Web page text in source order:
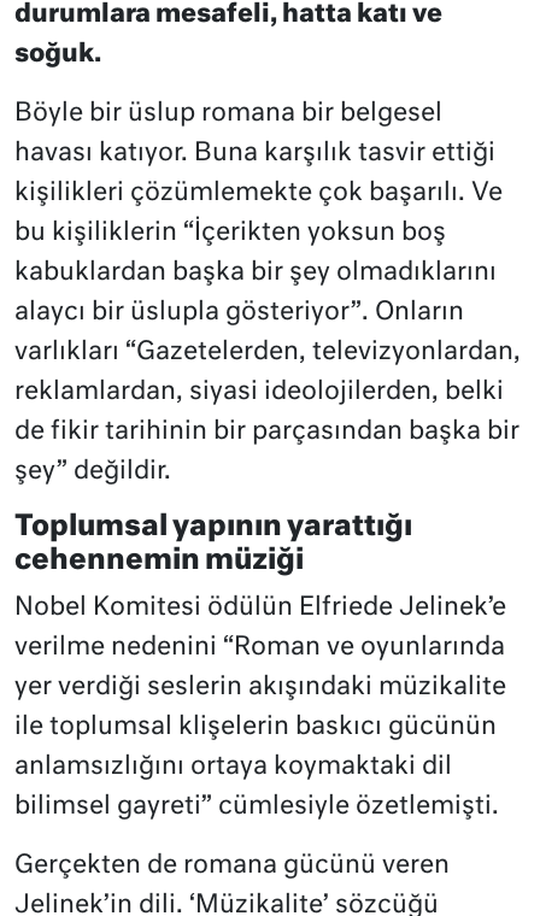
durumlara mesafeli, hatta katı ve
soğuk.
Böyle bir üslup romana bir belgesel
havası katıyor. Buna karşılık tasvir ettiği
kişilikleri çözümlemekte çok başarılı. Ve
bu kişiliklerin “İçerikten yoksun boş
kabuklardan başka bir şey olmadıklarını
alaycı bir üslupla gösteriyor”. Onların
varlıkları “Gazetelerden, televizyonlardan,
reklamlardan, siyasi ideolojilerden, belki
de fikir tarihinin bir parçasından başka bir
şey” değildir.
Toplumsal yapının yarattığı
cehennemin müziği
Nobel Komitesi ödülün Elfriede Jelinek’e
verilme nedenini “Roman ve oyunlarında
yer verdiği seslerin akışındaki müzikalite
ile toplumsal klişelerin baskıcı gücünün
anlamsızlığını ortaya koymaktaki dil
bilimsel gayreti” cümlesiyle özetlemişti.
Gerçekten de romana gücünü veren
Jelinek’in dili. ‘Müzikalite’ sözcüğü